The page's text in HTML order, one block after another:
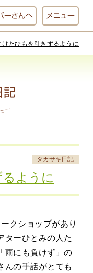
ーさんへ メニュー
わんど
ぷかぷかさんと
けたひもを引きずるように
記
タカサキ日記
ように
クショップがあり
ターひとみの人た
雨にも負けず」の
んの手話がとても